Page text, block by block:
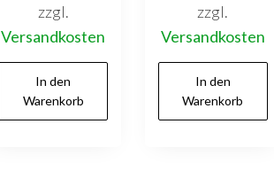
zzgl.
Versandkosten
In den
Warenkorb
zzgl.
Versandkosten
In den
Warenkorb